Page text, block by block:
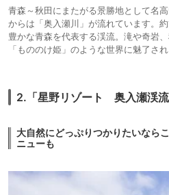
青森～秋田にまたがる景勝地として名
からは「奥入瀬川」が流れています。
豊かな青森を代表する渓流。滝や奇岩
「もののけ姫」のような世界に魅了され
2.「星野リゾート 奥入瀬渓流
大自然にどっぷりつかりたいなら
ニューも